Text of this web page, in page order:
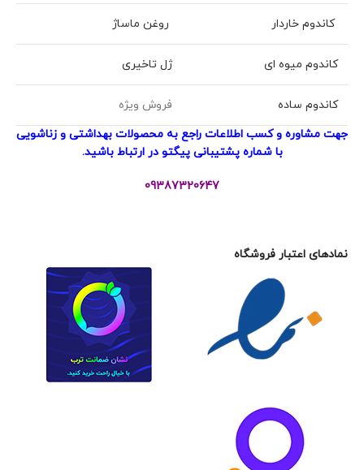
کاندوم خاردار روغن ماساژ
کاندوم میوه ای ژل تاخیری
کاندوم ساده
فروش ویژه
جهت مشاوره و کسب اطلاعات راجع به محصولات بهداشتی و زناشویی
با شماره پشتیبانی پیگتو در ارتباط باشید.
09387320647
نمادهای اعتبار فروشگاه